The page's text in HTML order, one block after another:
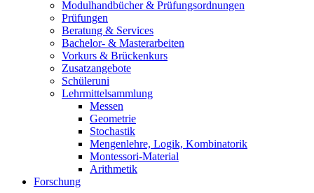
Modulhandbücher & Prüfungsordnungen
Prüfungen
Beratung & Services
Bachelor- & Masterarbeiten
Vorkurs & Brückenkurs
Zusatzangebote
Schüleruni
Lehrmittelsammlung
Messen
Geometrie
Stochastik
Mengenlehre, Logik, Kombinatorik
Montessori-Material
Arithmetik
Forschung